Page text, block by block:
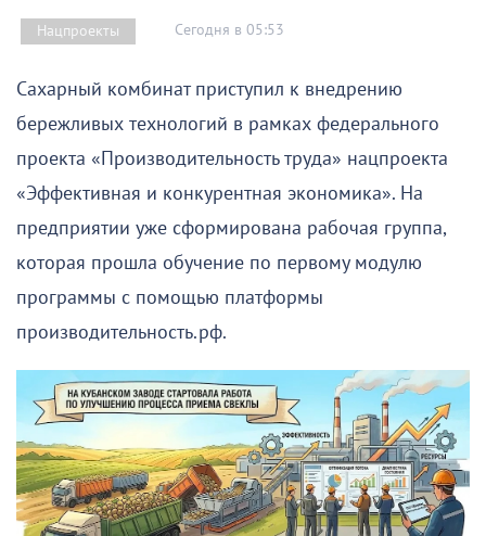
Нацпроекты Сегодня в 05:53
Сахарный комбинат приступил к внедрению
бережливых технологий в рамках федерального
проекта «Производительность труда» нацпроекта
«Эффективная и конкурентная экономика». На
предприятии уже сформирована рабочая группа,
которая прошла обучение по первому модулю
программы с помощью платформы
производительность.рф.